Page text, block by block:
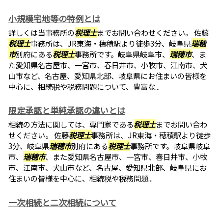
小規模宅地等の特例とは
詳しくは当事務所の税理士までお問い合わせください。 佐藤
税理士事務所は、JR東海・穂積駅より徒歩3分、岐阜県瑞穂
市別府にある税理士事務所です。岐阜県岐阜市、 瑞穂市、ま
た愛知県名古屋市、一宮市、春日井市、小牧市、江南市、犬
山市など、名古屋、愛知県北部、岐阜県にお住まいの皆様を
中心に、相続税や税務問題について、豊富な...
限定承認と単純承認の違いとは
相続の方法に関しては、専門家である税理士までお問い合わ
せください。 佐藤税理士事務所は、JR東海・穂積駅より徒歩
3分、岐阜県瑞穂市別府にある税理士事務所です。岐阜県岐阜
市、 瑞穂市、また愛知県名古屋市、一宮市、春日井市、小牧
市、江南市、犬山市など、名古屋、愛知県北部、岐阜県にお
住まいの皆様を中心に、相続税や税務問題...
一次相続と二次相続について